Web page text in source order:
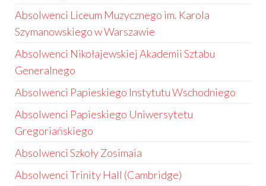
Absolwenci Liceum Muzycznego im. Karola
Szymanowskiego w Warszawie
Absolwenci Nikołajewskiej Akademii Sztabu
Generalnego
Absolwenci Papieskiego Instytutu Wschodniego
Absolwenci Papieskiego Uniwersytetu
Gregoriańskiego
Absolwenci Szkoły Zosimaia
Absolwenci Trinity Hall (Cambridge)